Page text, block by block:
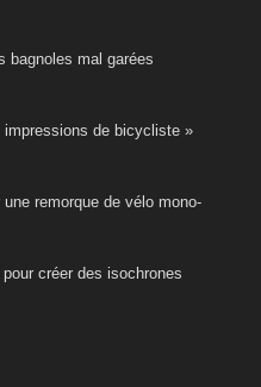
bagnoles mal garées
impressions de bicycliste »
remorque de vélo mono-
créer des isochrones